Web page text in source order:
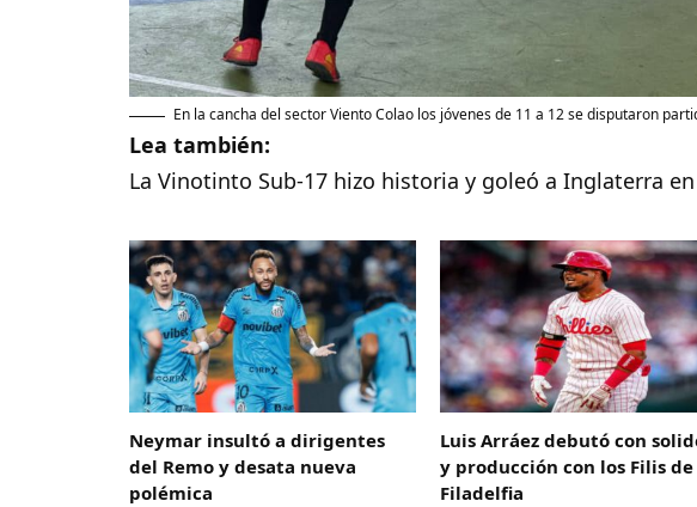
En la cancha del sector Viento Colao los jóvenes de 11 a 12 se disputaron
Lea también:
La Vinotinto Sub-17 hizo historia y goleó a Inglaterra
Neymar insultó a dirigentes
del Remo y desata nueva
polémica
Luis Arráez debutó con
y producción con los Filis de
Filadelfia